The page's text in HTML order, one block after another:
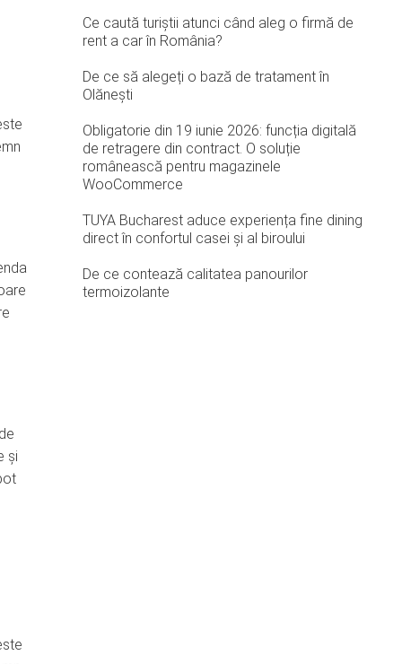
și
Ce caută turiștii atunci când aleg o firmă de
rent a car în România?
De ce să alegeți o bază de tratament în
Olănești
Obligatorie din 19 iunie 2026: funcția digitală
de retragere din contract. O soluție
românească pentru magazinele
WooCommerce
TUYA Bucharest aduce experiența fine dining
direct în confortul casei și al biroului
De ce contează calitatea panourilor
termoizolante